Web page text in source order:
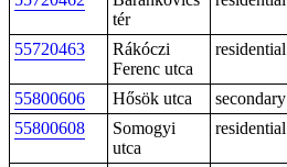
tér
55720463
Rákóczi
Ferenc utca
residential
55800606 Hősök utca
secondary
55800608
Somogyi
utca
residential